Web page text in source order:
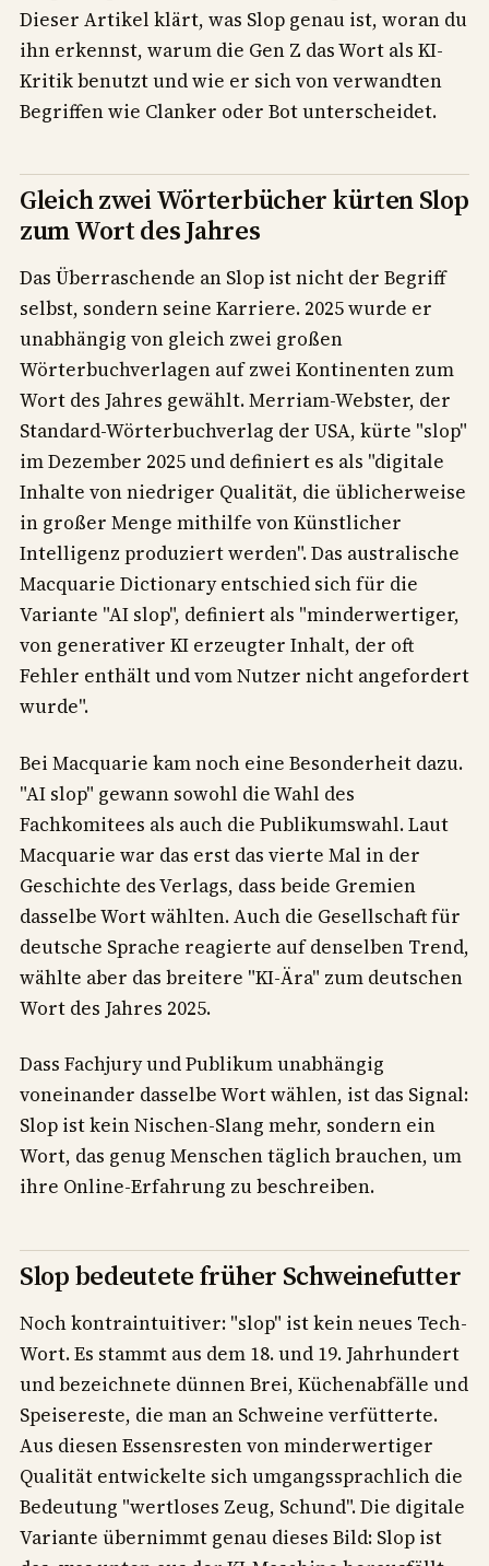
Dieser Artikel klärt, was Slop genau ist, woran du
ihn erkennst, warum die Gen Z das Wort als KI-
Kritik benutzt und wie er sich von verwandten
Begriffen wie Clanker oder Bot unterscheidet.
Gleich zwei Wörterbücher kürten Slop
zum Wort des Jahres
Das Überraschende an Slop ist nicht der Begriff
selbst, sondern seine Karriere. 2025 wurde er
unabhängig von gleich zwei großen
Wörterbuchverlagen auf zwei Kontinenten zum
Wort des Jahres gewählt. Merriam-Webster, der
Standard-Wörterbuchverlag der USA, kürte "slop"
im Dezember 2025 und definiert es als "digitale
Inhalte von niedriger Qualität, die üblicherweise
in großer Menge mithilfe von Künstlicher
Intelligenz produziert werden". Das australische
Macquarie Dictionary entschied sich für die
Variante "AI slop", definiert als "minderwertiger,
von generativer KI erzeugter Inhalt, der oft
Fehler enthält und vom Nutzer nicht angefordert
wurde".
Bei Macquarie kam noch eine Besonderheit dazu.
"AI slop" gewann sowohl die Wahl des
Fachkomitees als auch die Publikumswahl. Laut
Macquarie war das erst das vierte Mal in der
Geschichte des Verlags, dass beide Gremien
dasselbe Wort wählten. Auch die Gesellschaft für
deutsche Sprache reagierte auf denselben Trend,
wählte aber das breitere "KI-Ära" zum deutschen
Wort des Jahres 2025.
Dass Fachjury und Publikum unabhängig
voneinander dasselbe Wort wählen, ist das Signal:
Slop ist kein Nischen-Slang mehr, sondern ein
Wort, das genug Menschen täglich brauchen, um
ihre Online-Erfahrung zu beschreiben.
Slop bedeutete früher Schweinefutter
Noch kontraintuitiver: "slop" ist kein neues Tech-
Wort. Es stammt aus dem 18. und 19. Jahrhundert
und bezeichnete dünnen Brei, Küchenabfälle und
Speisereste, die man an Schweine verfütterte.
Aus diesen Essensresten von minderwertiger
Qualität entwickelte sich umgangssprachlich die
Bedeutung "wertloses Zeug, Schund". Die digitale
Variante übernimmt genau dieses Bild: Slop ist